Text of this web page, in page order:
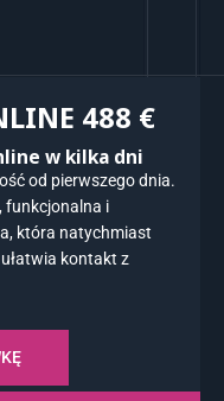
488 €
w kilka dni
od pierwszego dnia.
funkcjonalna i
która natychmiast
kontakt z